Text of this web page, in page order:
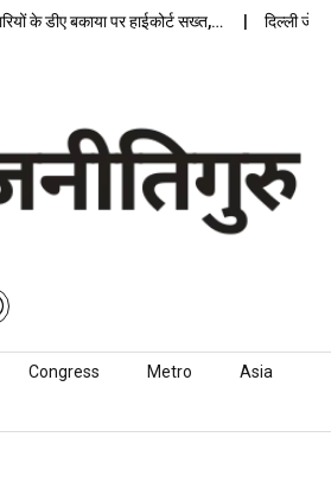
के डीए बकाया पर हाईकोर्ट सख्त,… दिल्ली जेलों
Congress Metro Asia